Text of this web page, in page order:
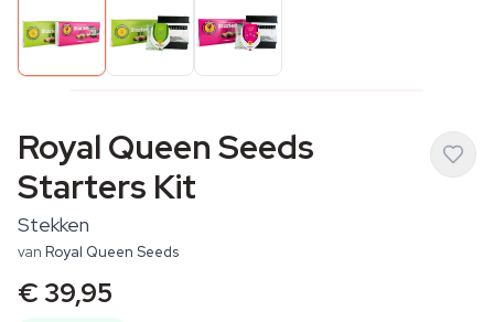
Royal Queen Seeds
Starters Kit
Stekken
van Royal Queen Seeds
€ 39,95